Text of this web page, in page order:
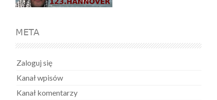
META
Zaloguj się
Kanał wpisów
Kanał komentarzy